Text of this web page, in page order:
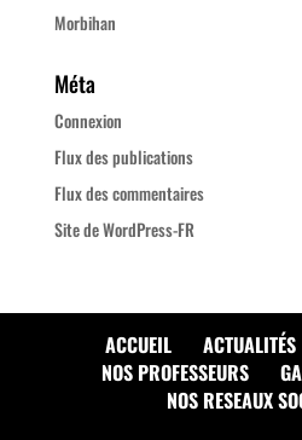
Morbihan
Méta
Connexion
Flux des publications
Flux des commentaires
Site de WordPress-FR
ACCUEIL ACTUALITÉS
NOS PROFESSEURS
NOS RESEAUX